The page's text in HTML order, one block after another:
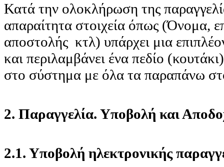
Κατά την ολοκλήρωση της
απαραίτητα στοιχεία όπως (Όνομα,
αποστολής κτλ) υπάρχει μια
και περιλαμβάνει ένα πεδίο
στο σύστημα με όλα τα παραπάνω
2. Παραγγελία. Υποβολή και
2.1. Υποβολή ηλεκτρονικής